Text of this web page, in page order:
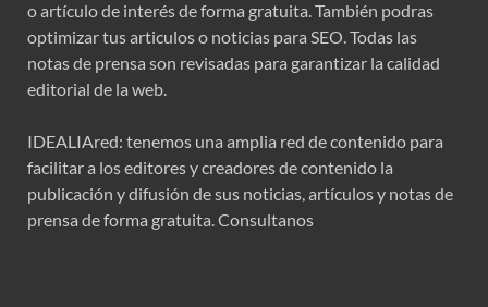
o artículo de interés de forma gratuita. También podras
optimizar tus articulos o noticias para SEO. Todas las
notas de prensa son revisadas para garantizar la calidad
editorial de la web.
IDEALIAred: tenemos una amplia red de contenido para
facilitar a los editores y creadores de contenido la
publicación y difusión de sus noticias, artículos y notas de
prensa de forma gratuita. Consultanos